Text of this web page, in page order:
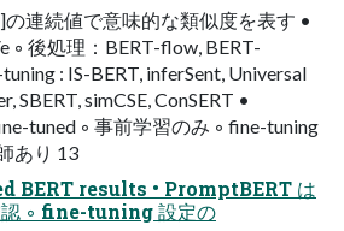
の連続値で意味的な類似度を表す •
◦ 後処理：BERT-flow, BERT-
: IS-BERT, inferSent, Universal
SBERT, simCSE, ConSERT •
tuned ◦ 事前学習のみ ◦ fine-tuning
あり 13
BERT results • PromptBERT は
認 ◦ fine-tuning 設定の